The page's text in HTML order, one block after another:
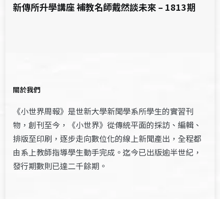
新傳所升學講座 補教名師戴然談未來 – 1813期
關於我們
《小世界周報》是世新大學新聞學系所學生的實習刊
物，創刊至今，《小世界》從傳統平面的採訪、編輯、
排版至印刷，逐步走向數位化的線上新聞產出，全程都
由系上教師指導學生動手完成。迄今已出版逾半世紀，
發行期數則已達二千餘期。